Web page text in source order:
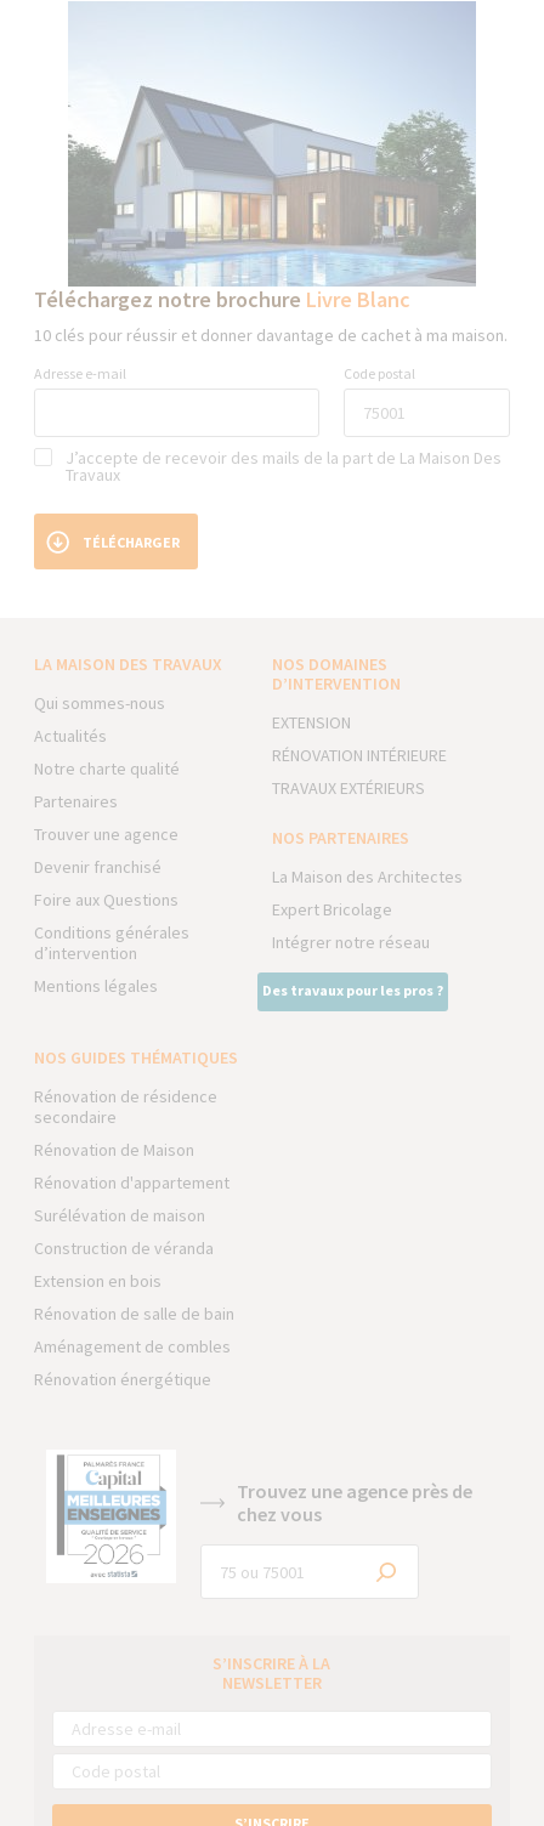
Téléchargez notre brochure Livre Blanc
10 clés pour réussir et donner davantage de cachet à ma maison.
Adresse e-mail Code postal
J’accepte de recevoir des mails de la part de La Maison Des
Travaux
TÉLÉCHARGER
LA MAISON DES TRAVAUX
Qui sommes-nous
Actualités
Notre charte qualité
Partenaires
Trouver une agence
Devenir franchisé
Foire aux Questions
Conditions générales
d’intervention
Mentions légales
NOS DOMAINES
D’INTERVENTION
EXTENSION
RÉNOVATION INTÉRIEURE
TRAVAUX EXTÉRIEURS
NOS PARTENAIRES
La Maison des Architectes
Expert Bricolage
Intégrer notre réseau
Des travaux pour les pros ?
NOS GUIDES THÉMATIQUES
Rénovation de résidence
secondaire
Rénovation de Maison
Rénovation d'appartement
Surélévation de maison
Construction de véranda
Extension en bois
Rénovation de salle de bain
Aménagement de combles
Rénovation énergétique
Trouvez une agence près de
chez vous
S’INSCRIRE À LA
NEWSLETTER